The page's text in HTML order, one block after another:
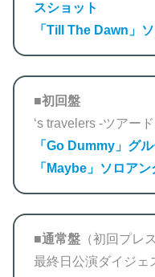
スショット
「Till The Dawn」
■初回盤
‘s travelers -ツアー
「Go Dummy」グ
「Maybe」ソロアン
■通常盤 （初回プレス
最終日公演ダイジェ